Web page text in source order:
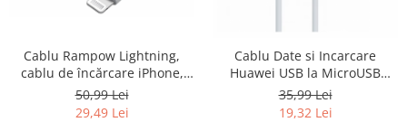
Cablu Rampow Lightning,
cablu de încărcare iPhone,
1m, alb - RESIGILAT
50,99 Lei
29,49 Lei
Cablu Date si Incarcare
Huawei USB la MicroUSB
CP70, 1 m, Alb 55030216 -
SECOND
35,99 Lei
19,32 Lei